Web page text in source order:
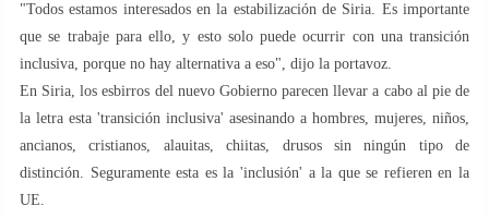
"Todos estamos interesados en la estabilización de Siria. Es importante
que se trabaje para ello, y esto solo puede ocurrir con una transición
inclusiva, porque no hay alternativa a eso", dijo la portavoz.
En Siria, los esbirros del nuevo Gobierno parecen llevar a cabo al pie de
la letra esta 'transición inclusiva' asesinando a hombres, mujeres, niños,
ancianos, cristianos, alauitas, chiitas, drusos sin ningún tipo de
distinción. Seguramente esta es la 'inclusión' a la que se refieren en la
UE.